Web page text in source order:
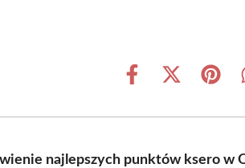
Share
Share
(Twitter)
Share
najlepszych punktów ksero w